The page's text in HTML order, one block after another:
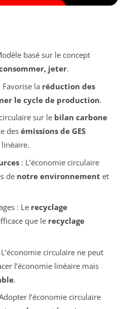
basé sur le concept
jeter.
Favorise la réduction des
le cycle de production.
sur le bilan carbone
des émissions de GES
: L’économie circulaire
de notre environnement et
: Le recyclage
que le recyclage
circulaire ne peut
l’économie linéaire mais
.
l’économie circulaire